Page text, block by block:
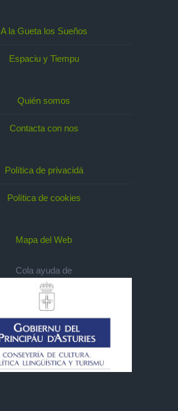
A la Gueta los Sueños
Espaciu y Tiempu
Quién somos
Contacta con nos
Política de privacidá
Política de cookies
Mapa del Web
Cola ayuda de